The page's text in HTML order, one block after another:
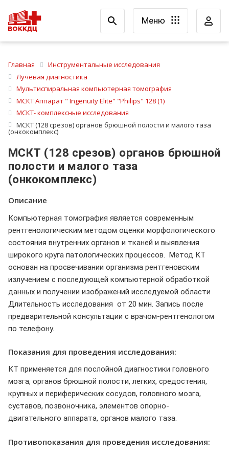
Меню
Главная
Инструментальные исследования
Лучевая диагностика
Мультиспиральная компьютерная томография
МСКТ Аппарат " Ingenuity Elite" "Philips" 128 (1)
МСКТ- комплексные исследования
МСКТ (128 срезов) органов брюшной полости и малого таза
(онкокомплекс)
МСКТ (128 срезов) органов брюшной
полости и малого таза
(онкокомплекс)
Описание
Компьютерная томография является современным
рентгенологическим методом оценки морфологического
состояния внутренних органов и тканей и выявления
широкого круга патологических процессов. Метод КТ
основан на просвечивании организма рентгеновским
излучением с последующей компьютерной обработкой
данных и получении изображений исследуемой области
Длительность исследования от 20 мин. Запись после
предварительной консультации с врачом-рентгенологом
по телефону.
Показания для проведения исследования:
КТ применяется для послойной диагностики головного
мозга, органов брюшной полости, легких, средостения,
крупных и периферических сосудов, головного мозга,
суставов, позвоночника, элементов опорно-
двигательного аппарата, органов малого таза.
Противопоказания для проведения исследования: